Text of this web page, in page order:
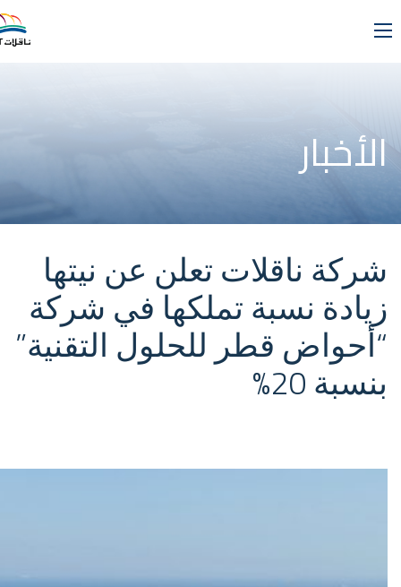
الأخبار
شركة ناقلات تعلن عن نيتها
زيادة نسبة تملكها في شركة
“أحواض قطر للحلول التقنية”
بنسبة 20%